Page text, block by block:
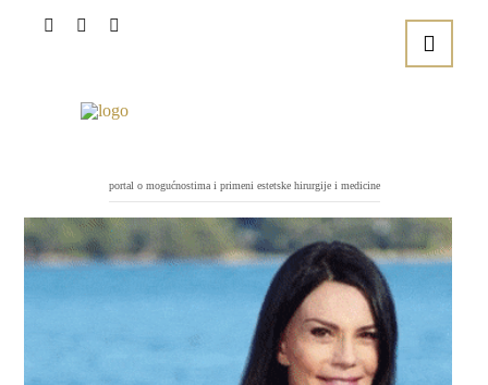
portal o mogućnostima i primeni estetske hirurgije i medicine